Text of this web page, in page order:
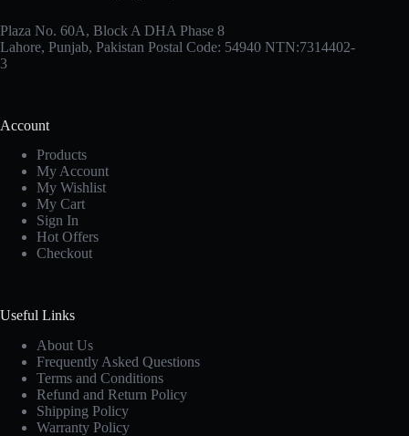
Plaza No. 60A, Block A DHA Phase 8
Lahore, Punjab, Pakistan Postal Code: 54940 NTN:7314402-
3
Account
Products
My Account
My Wishlist
My Cart
Sign In
Hot Offers
Checkout
Useful Links
About Us
Frequently Asked Questions
Terms and Conditions
Refund and Return Policy
Shipping Policy
Warranty Policy